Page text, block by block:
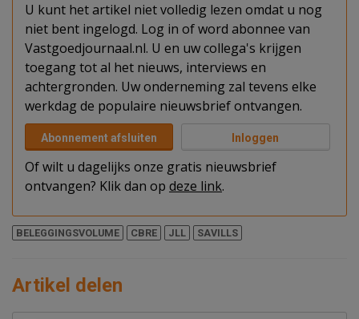
U kunt het artikel niet volledig lezen omdat u nog
niet bent ingelogd. Log in of word abonnee van
Vastgoedjournaal.nl. U en uw collega's krijgen
toegang tot al het nieuws, interviews en
achtergronden. Uw onderneming zal tevens elke
werkdag de populaire nieuwsbrief ontvangen.
Abonnement afsluiten Inloggen
Of wilt u dagelijks onze gratis nieuwsbrief
ontvangen? Klik dan op deze link.
BELEGGINGSVOLUME CBRE JLL SAVILLS
Artikel delen